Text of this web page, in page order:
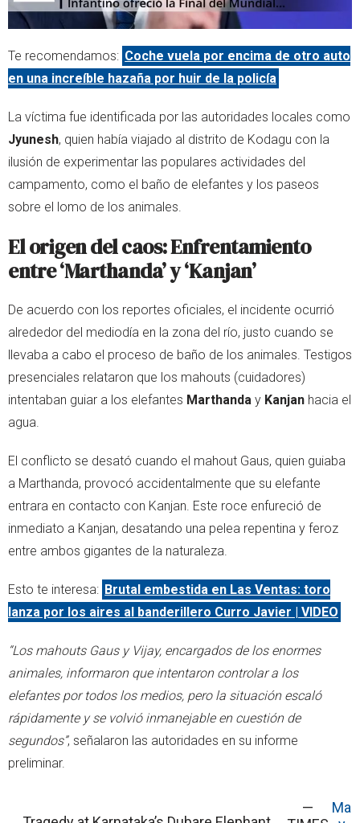
Te recomendamos: Coche vuela por encima de otro auto
en una increíble hazaña por huir de la policía
La víctima fue identificada por las autoridades locales como
Jyunesh, quien había viajado al distrito de Kodagu con la
ilusión de experimentar las populares actividades del
campamento, como el baño de elefantes y los paseos
sobre el lomo de los animales.
El origen del caos: Enfrentamiento
entre ‘Marthanda’ y ‘Kanjan’
De acuerdo con los reportes oficiales, el incidente ocurrió
alrededor del mediodía en la zona del río, justo cuando se
llevaba a cabo el proceso de baño de los animales. Testigos
presenciales relataron que los mahouts (cuidadores)
intentaban guiar a los elefantes Marthanda y Kanjan hacia el
agua.
El conflicto se desató cuando el mahout Gaus, quien guiaba
a Marthanda, provocó accidentalmente que su elefante
entrara en contacto con Kanjan. Este roce enfureció de
inmediato a Kanjan, desatando una pelea repentina y feroz
entre ambos gigantes de la naturaleza.
Esto te interesa: Brutal embestida en Las Ventas: toro
lanza por los aires al banderillero Curro Javier | VIDEO
“Los mahouts Gaus y Vijay, encargados de los enormes
animales, informaron que intentaron controlar a los
elefantes por todos los medios, pero la situación escaló
rápidamente y se volvió inmanejable en cuestión de
segundos”, señalaron las autoridades en su informe
preliminar.
—
Ma